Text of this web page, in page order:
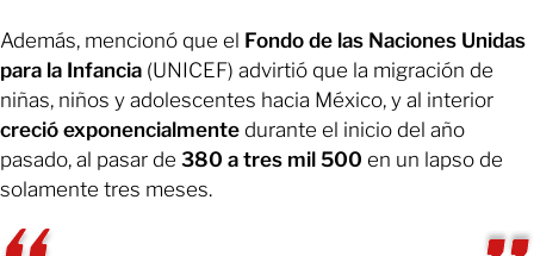
Además, mencionó que el Fondo de las Naciones Unidas
para la Infancia (UNICEF) advirtió que la migración de
niñas, niños y adolescentes hacia México, y al interior
creció exponencialmente durante el inicio del año
pasado, al pasar de 380 a tres mil 500 en un lapso de
solamente tres meses.